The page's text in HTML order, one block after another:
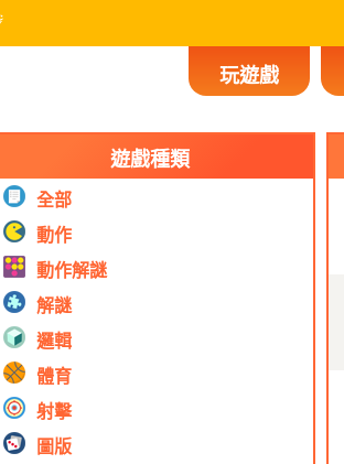
玩遊戲
遊戲種類
全部
動作
動作解謎
解謎
邏輯
體育
射擊
圖版